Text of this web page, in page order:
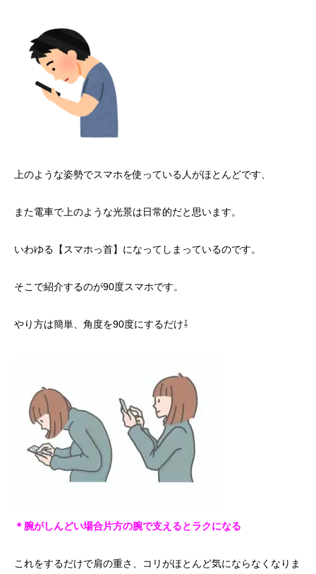
上のような姿勢でスマホを使っている人がほとんどです、
また電車で上のような光景は日常的だと思います。
いわゆる【スマホっ首】になってしまっているのです。
そこで紹介するのが90度スマホです。
やり方は簡単、角度を90度にするだけ⇩
＊腕がしんどい場合片方の腕で支えるとラクになる
これをするだけで肩の重さ、コリがほとんど気にならなくなりま